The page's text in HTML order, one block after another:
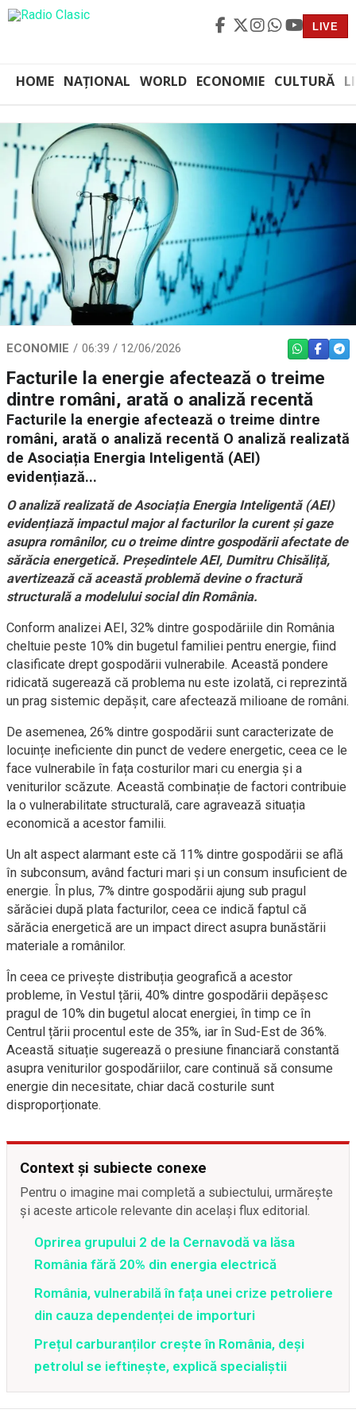
LIVE
HOME NAȚIONAL WORLD ECONOMIE CULTURĂ
ECONOMIE 06:39 / 12/06/2026 WHATSAPP
Facturile la energie afectează o treime
dintre români, arată o analiză recentă
Facturile la energie afectează o treime dintre
români, arată o analiză recentă O analiză realizată
de Asociația Energia Inteligentă (AEI)
evidențiază...
O analiză realizată de Asociația Energia Inteligentă (AEI)
evidențiază impactul major al facturilor la curent și gaze
asupra românilor, cu o treime dintre gospodării afectate de
sărăcia energetică. Președintele AEI, Dumitru Chisăliță,
avertizează că această problemă devine o fractură
structurală a modelului social din România.
Conform analizei AEI, 32% dintre gospodăriile din România
cheltuie peste 10% din bugetul familiei pentru energie, fiind
clasificate drept gospodării vulnerabile. Această pondere
ridicată sugerează că problema nu este izolată, ci reprezintă
un prag sistemic depășit, care afectează milioane de români.
De asemenea, 26% dintre gospodării sunt caracterizate de
locuințe ineficiente din punct de vedere energetic, ceea ce le
face vulnerabile în fața costurilor mari cu energia și a
veniturilor scăzute. Această combinație de factori contribuie
la o vulnerabilitate structurală, care agravează situația
economică a acestor familii.
Un alt aspect alarmant este că 11% dintre gospodării se află
în subconsum, având facturi mari și un consum insuficient de
energie. În plus, 7% dintre gospodării ajung sub pragul
sărăciei după plata facturilor, ceea ce indică faptul că
sărăcia energetică are un impact direct asupra bunăstării
materiale a românilor.
În ceea ce privește distribuția geografică a acestor
probleme, în Vestul țării, 40% dintre gospodării depășesc
pragul de 10% din bugetul alocat energiei, în timp ce în
Centrul țării procentul este de 35%, iar în Sud-Est de 36%.
Această situație sugerează o presiune financiară constantă
asupra veniturilor gospodăriilor, care continuă să consume
energie din necesitate, chiar dacă costurile sunt
disproporționate.
Context și subiecte conexe
Pentru o imagine mai completă a subiectului, urmărește
și aceste articole relevante din același flux editorial.
Oprirea grupului 2 de la Cernavodă va lăsa
România fără 20% din energia electrică
România, vulnerabilă în fața unei crize petroliere
din cauza dependenței de importuri
Prețul carburanților crește în România, deși
petrolul se ieftinește, explică specialiștii